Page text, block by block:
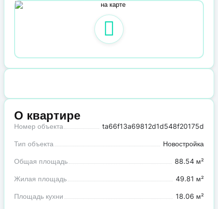
О квартире
Номер объекта ta66f13a69812d1d548f20175d
Тип объекта Новостройка
Общая площадь 88.54 м²
Жилая площадь 49.81 м²
Площадь кухни 18.06 м²